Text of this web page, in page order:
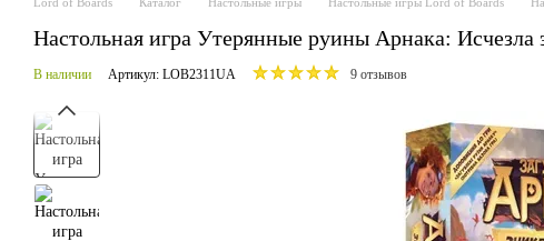
Настольная игра Утерянные руины Арнака:
В наличии Артикул: LOB2311UA 9 отзывов